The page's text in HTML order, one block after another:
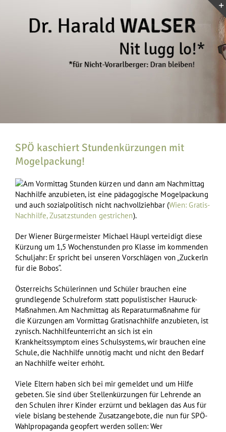
SPÖ kaschiert Stundenkürzungen mit
Mogelpackung!
Am Vormittag Stunden kürzen und dann am Nachmittag
Nachhilfe anzubieten, ist eine pädagogische Mogelpackung
und auch sozialpolitisch nicht nachvollziehbar (Wien: Gratis-
Nachhilfe, Zusatzstunden gestrichen).
Der Wiener Bürgermeister Michael Häupl verteidigt diese
Kürzung um 1,5 Wochenstunden pro Klasse im kommenden
Schuljahr: Er spricht bei unseren Vorschlägen von „Zuckerln
für die Bobos“.
Österreichs Schülerinnen und Schüler brauchen eine
grundlegende Schulreform statt populistischer Hauruck-
Maßnahmen. Am Nachmittag als Reparaturmaßnahme für
die Kürzungen am Vormittag Gratisnachhilfe anzubieten, ist
zynisch. Nachhilfeunterricht an sich ist ein
Krankheitssymptom eines Schulsystems, wir brauchen eine
Schule, die Nachhilfe unnötig macht und nicht den Bedarf
an Nachhilfe weiter erhöht.
Viele Eltern haben sich bei mir gemeldet und um Hilfe
gebeten. Sie sind über Stellenkürzungen für Lehrende an
den Schulen ihrer Kinder erzürnt und beklagen das Aus für
viele bislang bestehende Zusatzangebote, die nun für SPÖ-
Wahlpropaganda geopfert werden sollen: Wer